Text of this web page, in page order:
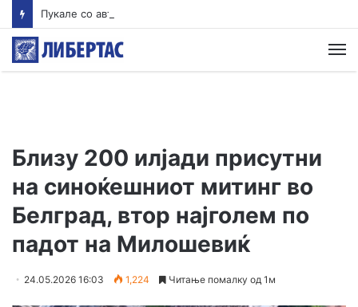
Близу 200 илјади присутни
на синоќешниот митинг во
Белград, втор најголем по
падот на Милошевиќ
24.05.2026 16:03 1,224 Читање помалку од 1м